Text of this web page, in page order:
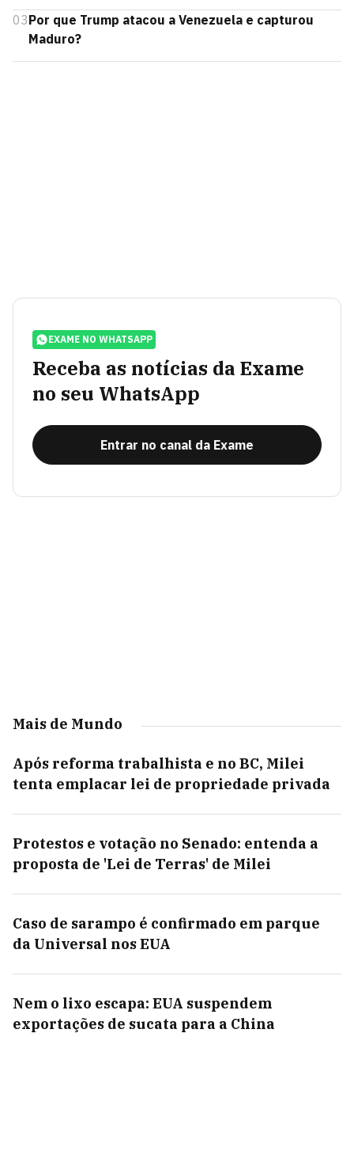
03Por que Trump atacou a Venezuela e capturou
Maduro?
EXAME NO WHATSAPP
Receba as notícias da Exame
no seu WhatsApp
Entrar no canal da Exame
Mais de Mundo
Após reforma trabalhista e no BC, Milei
tenta emplacar lei de propriedade privada
Protestos e votação no Senado: entenda a
proposta de 'Lei de Terras' de Milei
Caso de sarampo é confirmado em parque
da Universal nos EUA
Nem o lixo escapa: EUA suspendem
exportações de sucata para a China